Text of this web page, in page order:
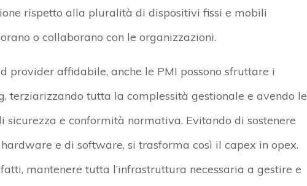
rispetto alla pluralità di dispositivi fissi e mobili
o collaborano con le organizzazioni.
provider affidabile, anche le PMI possono sfruttare i
terziarizzando tutta la complessità gestionale e avendo le
e conformità normativa. Evitando di sostenere
e di software, si trasforma così il capex in opex.
mantenere tutta l’infrastruttura necessaria a gestire e